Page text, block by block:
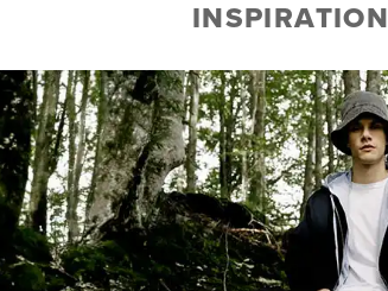
INSPIRATION